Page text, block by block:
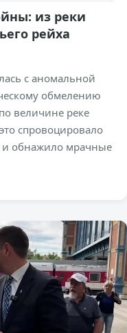
из реки
рейха
с аномальной
обмелению
величине реке
спровоцировало
и обнажило мрачные